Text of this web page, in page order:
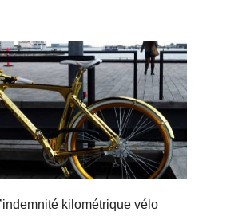
kilométrique vélo